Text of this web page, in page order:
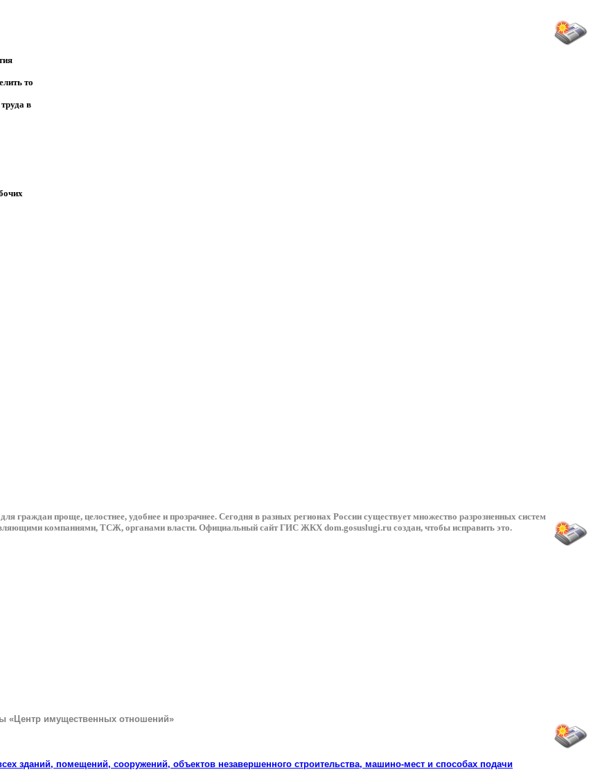
то
в
проще, целостнее, удобнее и прозрачнее. Сегодня в разных регионах России существует множество разрозненных систем
компаниями, ТСЖ, органами власти. Официальный сайт ГИС ЖКХ dom.gosuslugi.ru создан, чтобы исправить это.
«Центр имущественных отношений»
зданий, помещений, сооружений, объектов незавершенного строительства, машино-мест и способах подачи